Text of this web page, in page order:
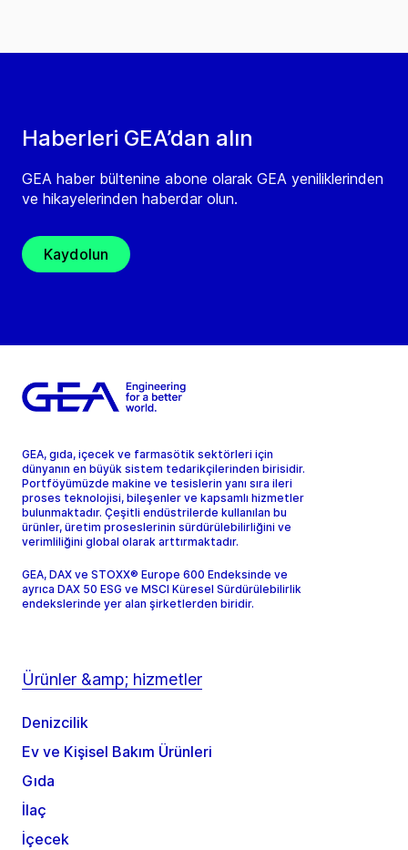
Haberleri GEA’dan alın
GEA haber bültenine abone olarak GEA yeniliklerinden
ve hikayelerinden haberdar olun.
Kaydolun
GEA, gıda, içecek ve farmasötik sektörleri için
dünyanın en büyük sistem tedarikçilerinden birisidir.
Portföyümüzde makine ve tesislerin yanı sıra ileri
proses teknolojisi, bileşenler ve kapsamlı hizmetler
bulunmaktadır. Çeşitli endüstrilerde kullanılan bu
ürünler, üretim proseslerinin sürdürülebilirliğini ve
verimliliğini global olarak arttırmaktadır.
GEA, DAX ve STOXX® Europe 600 Endeksinde ve
ayrıca DAX 50 ESG ve MSCI Küresel Sürdürülebilirlik
endekslerinde yer alan şirketlerden biridir.
Ürünler &amp; hizmetler
Denizcilik
Ev ve Kişisel Bakım Ürünleri
Gıda
İlaç
İçecek